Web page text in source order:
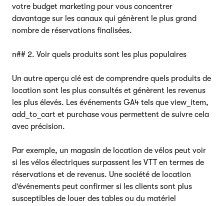
votre budget marketing pour vous concentrer
davantage sur les canaux qui génèrent le plus grand
nombre de réservations finalisées.
n## 2. Voir quels produits sont les plus populaires
Un autre aperçu clé est de comprendre quels produits de
location sont les plus consultés et génèrent les revenus
les plus élevés. Les événements GA4 tels que view_item,
add_to_cart et purchase vous permettent de suivre cela
avec précision.
Par exemple, un magasin de location de vélos peut voir
si les vélos électriques surpassent les VTT en termes de
réservations et de revenus. Une société de location
d’événements peut confirmer si les clients sont plus
susceptibles de louer des tables ou du matériel